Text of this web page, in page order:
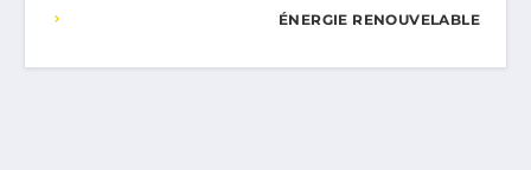
ÉNERGIE RENOUVELABLE